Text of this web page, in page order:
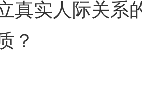
真实人际关系
？